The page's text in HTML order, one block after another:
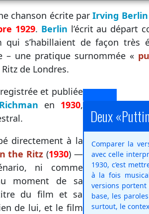
chanson écrite parIrving Berlin
1929. Berlin l’écrit au départ
qui s’habillaient de façon très
– une pratique surnommée «
de Londres.
et publiée
en 1930,
directement à la
the Ritz (1930) —
ni comme
moment de sa
du film et sa
de lui, et le film
Deux
Comparer la
avec celle
1930, c’est
à la fois
versions
base, les
surtout, le